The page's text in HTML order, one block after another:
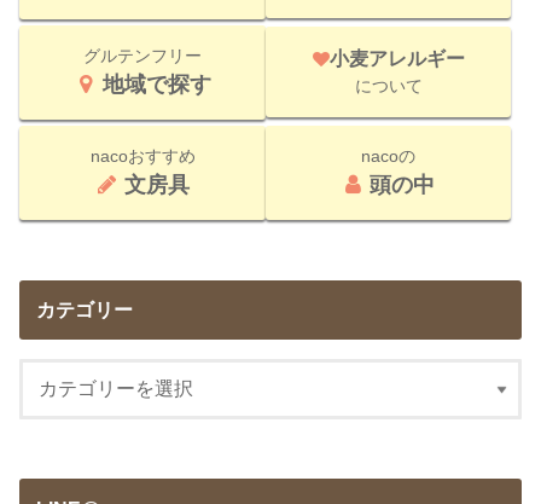
グルテンフリー
地域で探す
小麦アレルギー
について
nacoおすすめ
文房具
nacoの
頭の中
カテゴリー